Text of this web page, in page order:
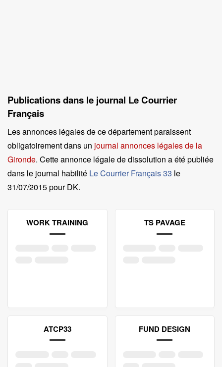
Publications dans le journal Le Courrier
Français
Les annonces légales de ce département paraissent
obligatoirement dans un journal annonces légales de la
Gironde. Cette annonce légale de dissolution a été publiée
dans le journal habilité Le Courrier Français 33 le
31/07/2015 pour DK.
WORK TRAINING TS PAVAGE
ATCP33 FUND DESIGN